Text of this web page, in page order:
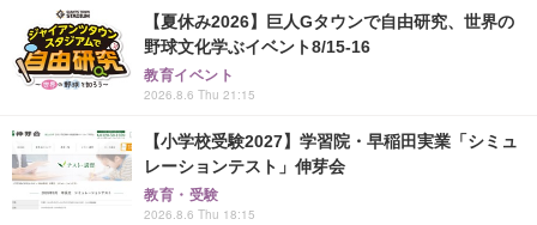
【夏休み2026】巨人Gタウンで自由研究、世界の
野球文化学ぶイベント8/15-16
教育イベント
2026.8.6 Thu 21:15
【小学校受験2027】学習院・早稲田実業「シミュ
レーションテスト」伸芽会
教育・受験
2026.8.6 Thu 18:15